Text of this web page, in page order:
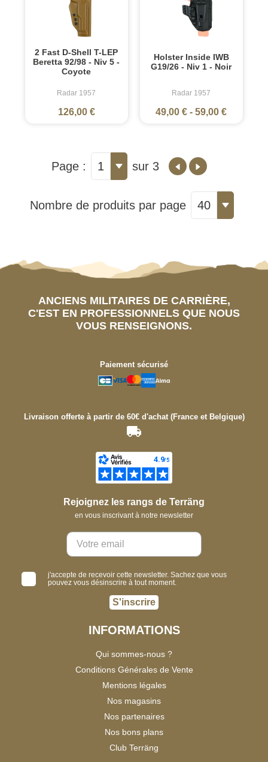
2 Fast D-Shell T-LEP
Beretta 92/98 - Niv 5 -
Coyote
Radar 1957
126,00 €
Holster Inside IWB
G19/26 - Niv 1 - Noir
Radar 1957
49,00 € -59,00 €
Page : 1 sur 3
Nombre de produits par page 40
ANCIENS MILITAIRES DE CARRIÈRE,
C'EST EN PROFESSIONNELS QUE NOUS
VOUS RENSEIGNONS.
Paiement sécurisé
Livraison offerte à partir de 60€ d'achat (France et Belgique)
Rejoignez les rangs de Terräng
en vous inscrivant à notre newsletter
j'accepte de recevoir cette newsletter. Sachez que vous
pouvez vous désinscrire à tout moment.
S'inscrire
INFORMATIONS
Qui sommes-nous ?
Conditions Générales de Vente
Mentions légales
Nos magasins
Nos partenaires
Nos bons plans
Club Terräng